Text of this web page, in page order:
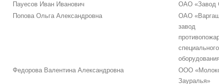
Пауесов Иван Иванович
ОАО «Завод
Попова Ольга Александровна
ОАО
завод
специального
Федорова Валентина Александровна
ООО
Зауралья»